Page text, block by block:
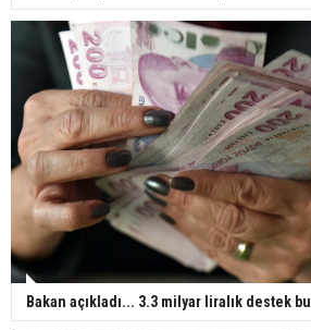
Bakan açıkladı... 3.3 milyar liralık destek